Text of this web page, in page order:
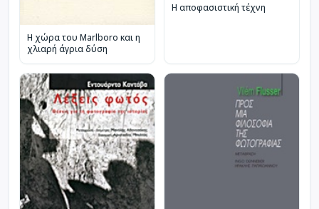
Η χώρα του Marlboro και η
χλιαρή άγρια δύση
Η αποφασιστική τέχνη